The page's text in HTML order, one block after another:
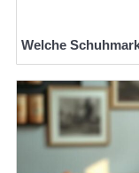
Welche